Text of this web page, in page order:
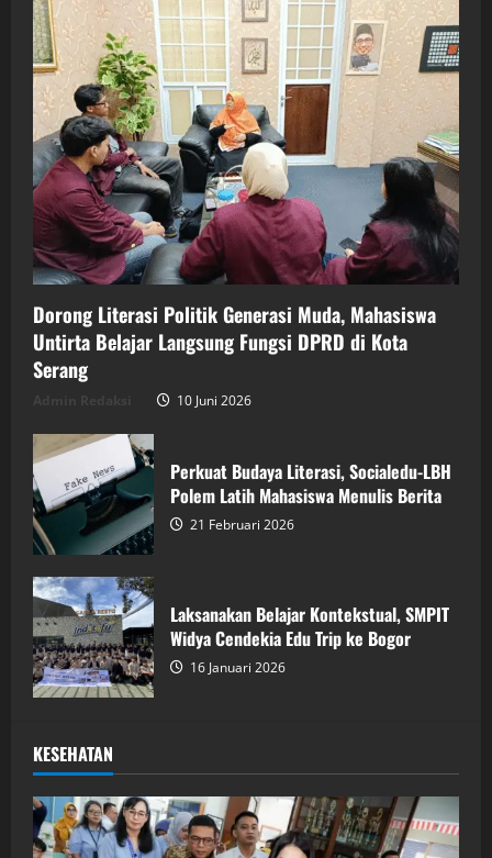
Dorong Literasi Politik Generasi Muda, Mahasiswa
Untirta Belajar Langsung Fungsi DPRD di Kota
Serang
10 Juni 2026
Perkuat Budaya Literasi, Socialedu-LBH
Polem Latih Mahasiswa Menulis Berita
21 Februari 2026
Laksanakan Belajar Kontekstual, SMPIT
Widya Cendekia Edu Trip ke Bogor
16 Januari 2026
KESEHATAN